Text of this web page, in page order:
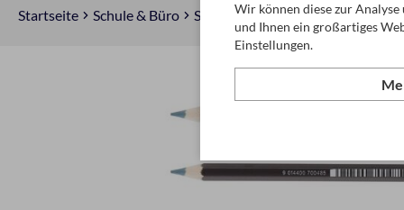
Startseite Schule & Büro Schreiben, Zeichnen & Korrigieren
Wir können diese zur
und Ihnen ein großartiges
Einstellungen.